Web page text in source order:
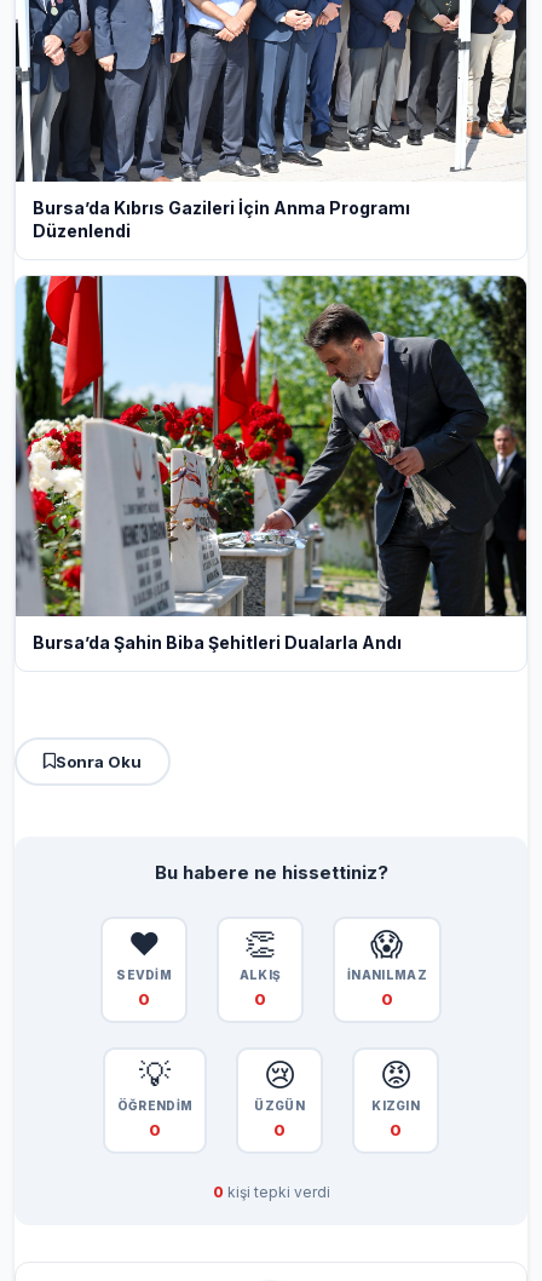
Bursa’da Kıbrıs Gazileri İçin Anma Programı
Düzenlendi
Bursa’da Şahin Biba Şehitleri Dualarla Andı
Sonra Oku
Bu habere ne hissettiniz?
❤️
SEVDİM
0
👏
ALKIŞ
0
😱
İNANILMAZ
0
💡
ÖĞRENDİM
0
😢
ÜZGÜN
0
😡
KIZGIN
0
0 kişi tepki verdi